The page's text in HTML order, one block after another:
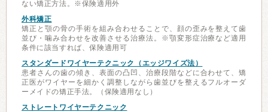
ない矯正方法。※保険適用外
外科矯正
矯正と顎の骨の手術を組み合わせることで、顔の歪みを整えて歯
並び・噛み合わせを改善させる治療法。※顎変形症治療など適用
条件に該当すれば、保険適用可
スタンダードワイヤーテクニック（エッジワイズ法）
患者さんの歯の傾き、表面の凸凹、治療段階などに合わせて、矯
正医がワイヤーを細かく調整しながら歯並びを整えるフルオーダ
ーメイドの矯正手法。（保険適用なし）
ストレートワイヤーテクニック